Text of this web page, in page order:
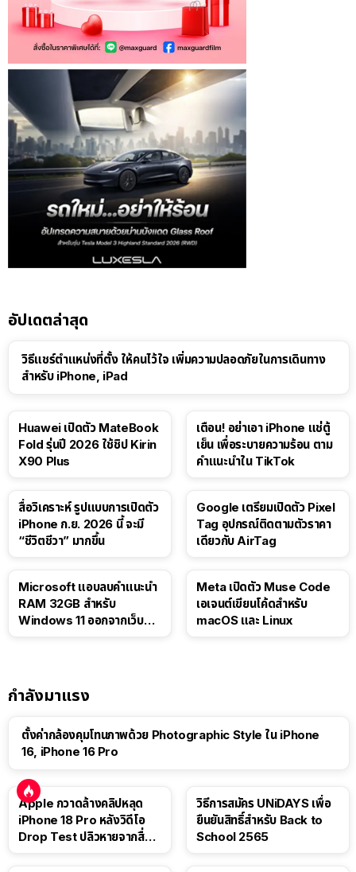
อัปเดตล่าสุด
วิธีแชร์ตำแหน่งที่ตั้ง ให้คนไว้ใจ เพิ่มความปลอดภัยในการเดินทาง
สำหรับ iPhone, iPad
Huawei เปิดตัว MateBook
Fold รุ่นปี 2026 ใช้ชิป Kirin
X90 Plus
เตือน! อย่าเอา iPhone แช่ตู้
เย็น เพื่อระบายความร้อน ตาม
คำแนะนำใน TikTok
สื่อวิเคราะห์ รูปแบบการเปิดตัว
iPhone ก.ย. 2026 นี้ จะมี
“ชีวิตชีวา” มากขึ้น
Google เตรียมเปิดตัว Pixel
Tag อุปกรณ์ติดตามตัวราคา
เดียวกับ AirTag
Microsoft แอบลบคำแนะนำ
RAM 32GB สำหรับ
Windows 11 ออกจากเว็บตัว
Meta เปิดตัว Muse Code
เอเจนต์เขียนโค้ดสำหรับ
macOS และ Linux
กำลังมาแรง
ตั้งค่ากล้องคุมโทนภาพด้วย Photographic Style ใน iPhone
16, iPhone 16 Pro
Apple กวาดล้างคลิปหลุด
iPhone 18 Pro หลังวิดีโอ
Drop Test ปลิวหายจากสื่อ
วิธีการสมัคร UNiDAYS เพื่อ
ยืนยันสิทธิ์สำหรับ Back to
School 2565